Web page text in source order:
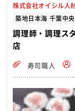
株式会社オイシル人
築地日本海 千葉中
調理師・調理ス
店
寿司職人